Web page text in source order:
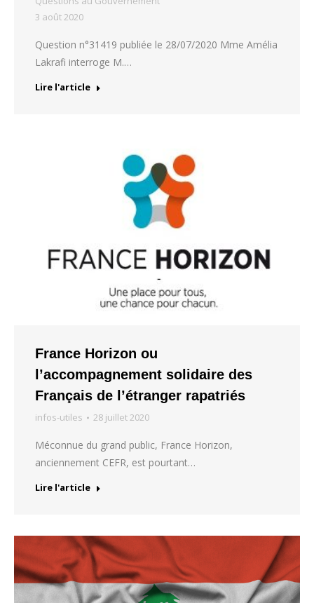
3 août 2020
Question n°31419 publiée le 28/07/2020 Mme Amélia
Lakrafi interroge M.…
Lire l'article
France Horizon ou
l’accompagnement solidaire des
Français de l’étranger rapatriés
infos-utiles 28 juillet 2020
Méconnue du grand public, France Horizon,
anciennement CEFR, est pourtant…
Lire l'article